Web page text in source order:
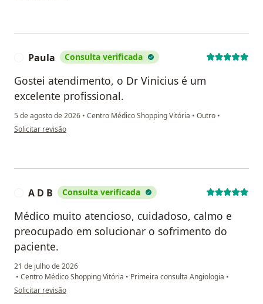
Paula Consulta verificada
Gostei atendimento, o Dr Vinicius é um
excelente profissional.
5 de agosto de 2026 • Centro Médico Shopping Vitória • Outro •
na opinião do utilizador Paula
Solicitar revisão
A D B Consulta verificada
Médico muito atencioso, cuidadoso, calmo e
preocupado em solucionar o sofrimento do
paciente.
21 de julho de 2026
• Centro Médico Shopping Vitória • Primeira consulta Angiologia •
na opinião do utilizador A D B
Solicitar revisão